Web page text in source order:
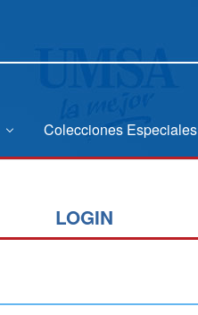
Colecciones Especiales
LOGIN